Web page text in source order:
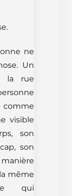
ne
Un
la rue
comme
visible
son
son
même
qui